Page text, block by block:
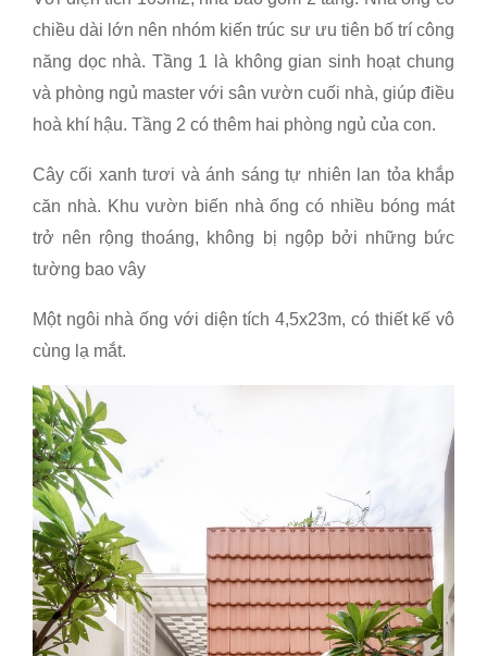
chiều dài lớn nên nhóm kiến trúc sư ưu tiên bố trí công
năng dọc nhà. Tầng 1 là không gian sinh hoạt chung
và phòng ngủ master với sân vườn cuối nhà, giúp điều
hoà khí hậu. Tầng 2 có thêm hai phòng ngủ của con.
Cây cối xanh tươi và ánh sáng tự nhiên lan tỏa khắp
căn nhà. Khu vườn biến nhà ống có nhiều bóng mát
trở nên rộng thoáng, không bị ngộp bởi những bức
tường bao vây
Một ngôi nhà ống với diện tích 4,5x23m, có thiết kế vô
cùng lạ mắt.